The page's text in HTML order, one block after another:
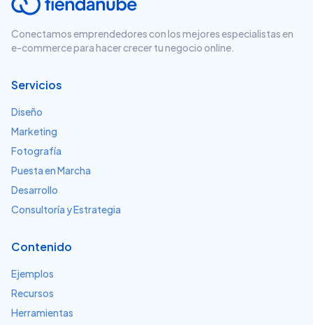
Conectamos emprendedores con los mejores especialistas en
e-commerce para hacer crecer tu negocio online.
Servicios
Diseño
Marketing
Fotografía
Puesta en Marcha
Desarrollo
Consultoría y Estrategia
Contenido
Ejemplos
Recursos
Herramientas